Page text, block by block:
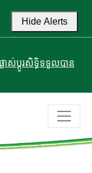
Hide Alerts
លាស់ប្តូរសិទ្ធិទទួលបាន